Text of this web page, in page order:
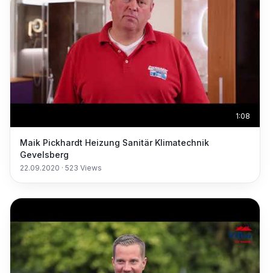
1:08
Maik Pickhardt Heizung Sanitär Klimatechnik
Gevelsberg
22.09.2020 · 523 Views